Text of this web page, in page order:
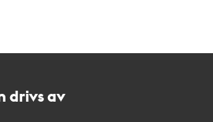
drivs av